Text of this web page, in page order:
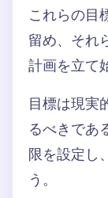
これらの目
留め、それ
計画を立て
目標は現実
るべきであ
限を設定し
う。